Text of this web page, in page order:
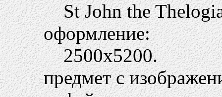
St John the
оформление:
2500х5200.
предмет с